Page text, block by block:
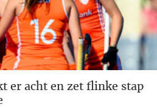
er acht en zet flinke stap